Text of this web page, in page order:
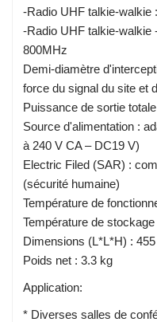
-Radio UHF talkie-walkie
-Radio UHF talkie-walkie
800MHz
Demi-diamètre
force du signal du site et
Puissance de sortie
Source d'alimentation :
à 240 V CA – DC19 V)
Electric Filed (SAR) :
(sécurité humaine)
Température de
Température de
Dimensions (L*L*H) :
Poids net : 3.3 kg
Application:
* Diverses salles de